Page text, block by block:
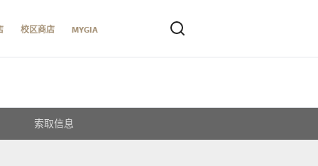
校区商店 MYGIA
索取信息